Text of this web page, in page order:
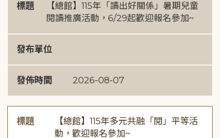
標題
【總館】115年「讀出好關係」暑期兒童
閱讀推廣活動，6/29起歡迎報名參加~
發布單位
發佈時間 2026-08-07
標題
【總館】115年多元共融「閱」平等活
動，歡迎報名參加~